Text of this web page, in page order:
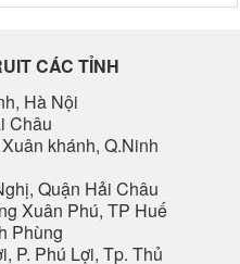
CÁC TỈNH
Hà Nội
Châu
khánh, Q.Ninh
Quận Hải Châu
Xuân Phú, TP Huế
Phùng
P. Phú Lợi, Tp. Thủ